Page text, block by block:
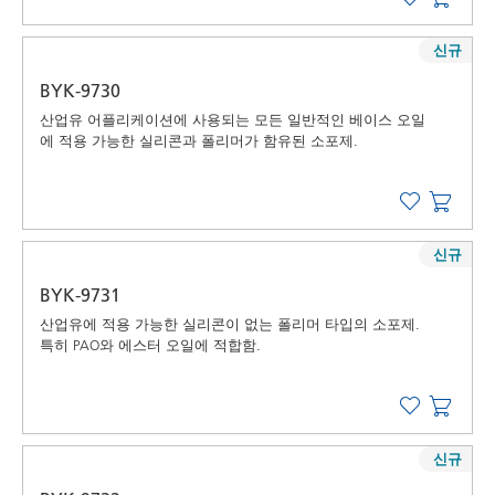
BYK-9730
산업유 어플리케이션에 사용되는 모든 일반적인 베이스 오일
에 적용 가능한 실리콘과 폴리머가 함유된 소포제.
신규
BYK-9731
산업유에 적용 가능한 실리콘이 없는 폴리머 타입의 소포제.
특히 PAO와 에스터 오일에 적합함.
신규
신규